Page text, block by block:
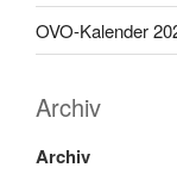
OVO-Kalender
Archiv
Archiv